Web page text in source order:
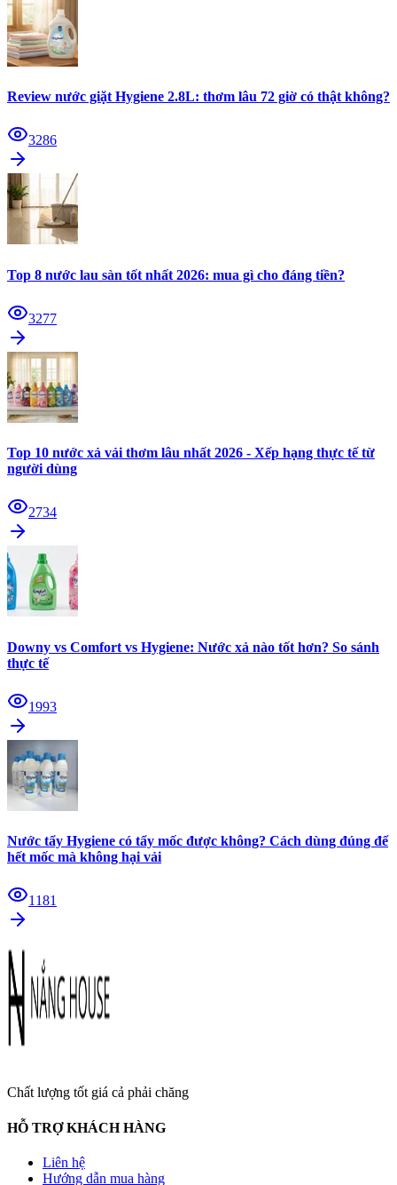
Review nước giặt Hygiene 2.8L: thơm lâu 72 giờ có thật không?
3286
Top 8 nước lau sàn tốt nhất 2026: mua gì cho đáng tiền?
3277
Top 10 nước xả vải thơm lâu nhất 2026 - Xếp hạng thực tế từ
người dùng
2734
Downy vs Comfort vs Hygiene: Nước xả nào tốt hơn? So sánh
thực tế
1993
Nước tẩy Hygiene có tẩy mốc được không? Cách dùng đúng để
hết mốc mà không hại vải
1181
Chất lượng tốt giá cả phải chăng
HỖ TRỢ KHÁCH HÀNG
Liên hệ
Hướng dẫn mua hàng